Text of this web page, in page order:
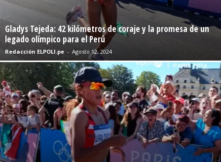
Gladys Tejeda: 42 kilómetros de coraje y la promesa de un
legado olímpico para el Perú
Redacción ELPOLI.pe - Agosto 12, 2024